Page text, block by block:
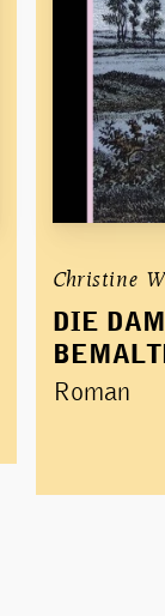
Christine
DIE
Roman